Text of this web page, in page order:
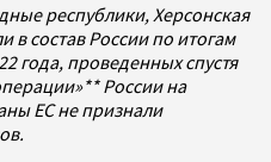
республики, Херсонская
в состав России по итогам
года, проведенных спустя
России на
ЕС не признали